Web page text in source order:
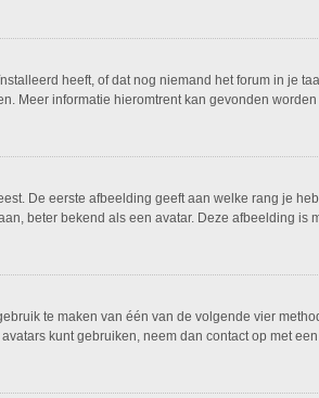
heeft, of dat nog niemand het forum in je
Meer informatie hieromtrent kan gevonden
De eerste afbeelding geeft aan welke rang je
beter bekend als een avatar. Deze afbeelding is
te maken van één van de volgende vier
kunt gebruiken, neem dan contact op met